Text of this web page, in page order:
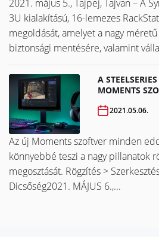
2021. május 5., Tajpej, Tajvan – A
3U kialakítású, 16-lemezes
megoldását, amelyet a nagy
biztonsági mentésére, valamint
A
MOMENTS
2021.05.06.
Az új Moments szoftver minden
könnyebbé teszi a nagy pillanatok
megosztását. Rögzítés >
Dicsőség2021. MÁJUS 6.,...